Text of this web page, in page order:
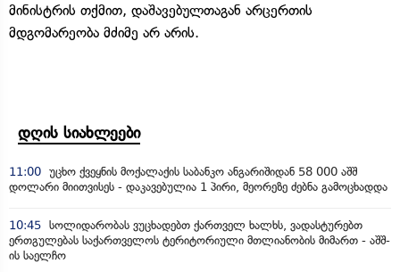
მინისტრის თქმით, დაშავებულთაგან არცერთის
მდგომარეობა მძიმე არ არის.
დღის სიახლეები
11:00 უცხო ქვეყნის მოქალაქის საბანკო ანგარიშიდან 58 000 აშშ
დოლარი მიითვისეს - დაკავებულია 1 პირი, მეორეზე ძებნა გამოცხადდა
10:45 სოლიდარობას ვუცხადებთ ქართველ ხალხს, ვადასტურებთ
ერთგულებას საქართველოს ტერიტორიული მთლიანობის მიმართ - აშშ-
ის საელჩო